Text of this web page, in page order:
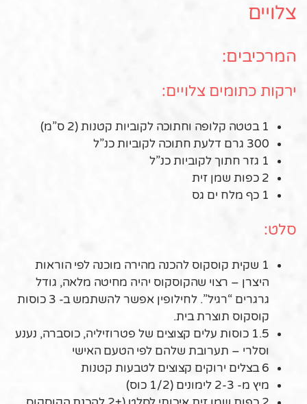
צלויים
המרכיבים:
ירקות כתומים צלויים:
1 בטטה קלופה וחתוכה לקוביות קטנות (2 ס”מ)
300 גרם דלעת חתוכה לקוביות כנ”ל
1 גזר חתוך לקוביות כנ”ל
2 כפות שמן זית
1 כף מלח ים גס
סלט:
1 שקית קוסקוס להכנה מהירה מוכנה לפי הוראות
היצרן – רצוי שהקוסקוס יהיה מחיטה מלאה, גודל
גרגרים “רגיל”. לחילופין אפשר להשתמש ב- 3 כוסות
קוסקוס תוצרת בית.
1.5 כוסות עלים קצוצים של פטרוזיליה, כוסברה, נענע
וסלרי – תערובת שלהם לפי הטעם האישי
6 בצלים ירוקים קצוצים לטבעות קטנות
מיץ מ- 2-3 לימונים (1/2 כוס)